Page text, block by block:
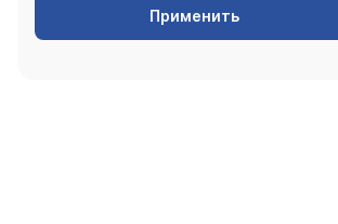
Применить